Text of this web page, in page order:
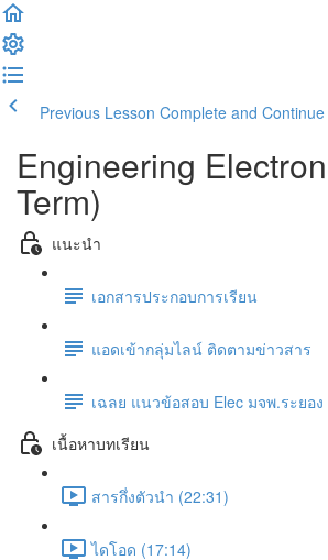
Previous Lesson Complete and Continue
Engineering
Term)
แนะนำ
เอกสารประกอบการเรียน
แอดเข้ากลุ่มไลน์ ติดตามข่าวสาร
เฉลย แนวข้อสอบ Elec มจพ.ระยอง
เนื้อหาบทเรียน
สารกึ่งตัวนำ (22:31)
ไดโอด (17:14)